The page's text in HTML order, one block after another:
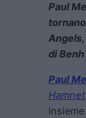
Paul
di
Paul
Hamnet
insieme